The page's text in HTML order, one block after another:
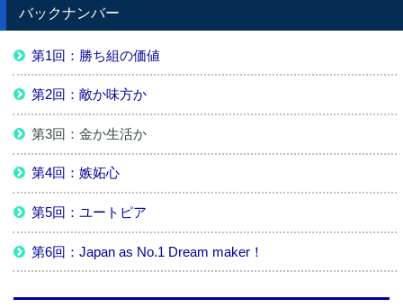
バックナンバー
第1回：勝ち組の価値
第2回：敵か味方か
第3回：金か生活か
第4回：嫉妬心
第5回：ユートピア
第6回：Japan as No.1 Dream maker！